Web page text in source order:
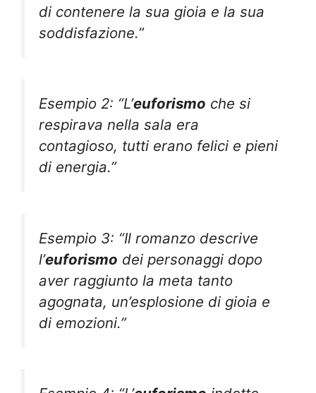
di contenere la sua gioia e la sua
soddisfazione.”
Esempio 2: “L’euforismo che si
respirava nella sala era
contagioso, tutti erano felici e pieni
di energia.”
Esempio 3: “Il romanzo descrive
l’euforismo dei personaggi dopo
aver raggiunto la meta tanto
agognata, un’esplosione di gioia e
di emozioni.”